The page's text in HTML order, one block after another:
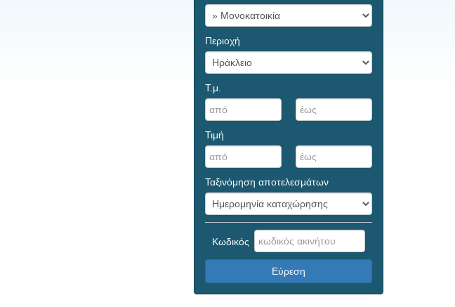
Περιοχή
Τ.μ.
Τιμή
Ταξινόμηση αποτελεσμάτων
Κωδικός
Εύρεση